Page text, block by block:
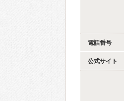
電話番号
公式サイト